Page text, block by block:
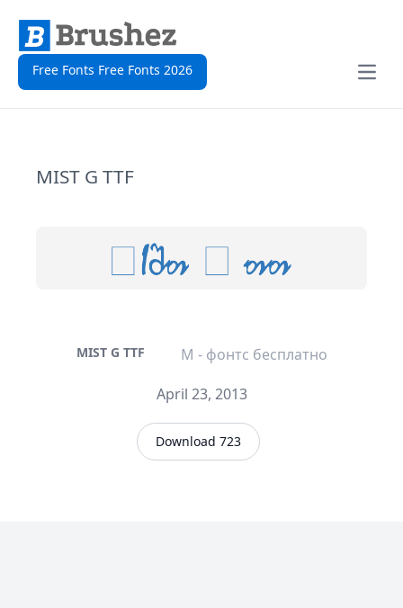
Free Fonts Free Fonts 2026
Open
MIST G TTF
MIST G TTF
M - фонтс бесплатно
April 23, 2013
Download 723